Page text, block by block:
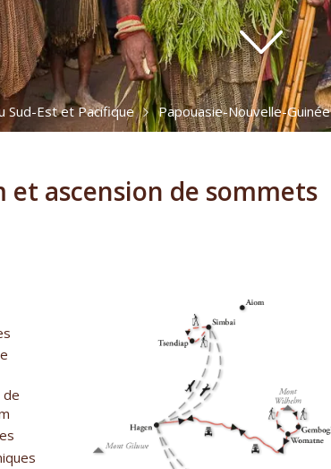
Sud-Est et Pacifique Papouasie-Nouvelle-Guinée
et ascension de sommets
de